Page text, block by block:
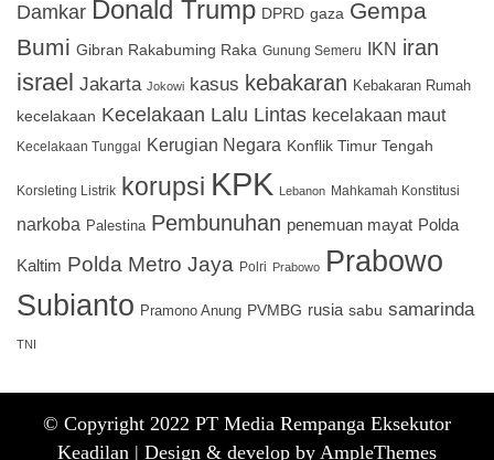
Damkar Donald Trump DPRD gaza Gempa
Bumi Gibran Rakabuming Raka Gunung Semeru IKN iran
israel Jakarta Jokowi kasus kebakaran Kebakaran Rumah
kecelakaan Kecelakaan Lalu Lintas kecelakaan maut
Kecelakaan Tunggal Kerugian Negara Konflik Timur Tengah
Korsleting Listrik korupsi KPK Lebanon Mahkamah Konstitusi
narkoba Palestina Pembunuhan penemuan mayat Polda
Kaltim Polda Metro Jaya Polri Prabowo Prabowo
Subianto Pramono Anung PVMBG rusia sabu samarinda
TNI
© Copyright 2022 PT Media Rempanga Eksekutor
Keadilan | Design & develop by AmpleThemes